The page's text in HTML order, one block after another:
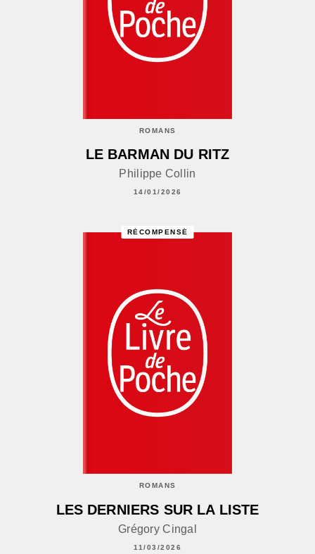
ROMANS
LE BARMAN DU RITZ
Philippe Collin
14/01/2026
RÉCOMPENSÉ
ROMANS
LES DERNIERS SUR LA LISTE
Grégory Cingal
11/03/2026